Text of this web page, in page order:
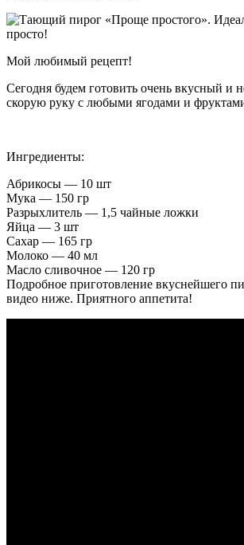
Мой любимый рецепт!
Сегодня будем готовить очень вкусный и
скорую руку с любыми ягодами и
Ингредиенты:
Абрикосы — 10 шт
Мука — 150 гр
Разрыхлитель — 1,5 чайные ложки
Яйца — 3 шт
Сахар — 165 гр
Молоко — 40 мл
Масло сливочное — 120 гр
Подробное приготовление вкуснейшего
видео ниже. Приятного аппетита!